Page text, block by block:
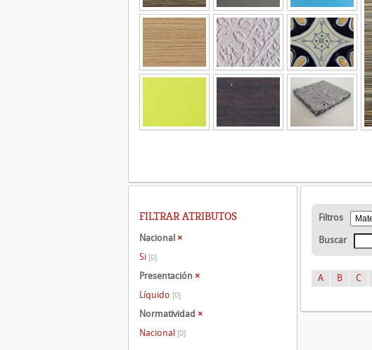
Filtros
Buscar
A B C
FILTRAR ATRIBUTOS
Nacional ×
Si [0]
Presentación ×
Líquido [0]
Normatividad ×
Nacional [0]